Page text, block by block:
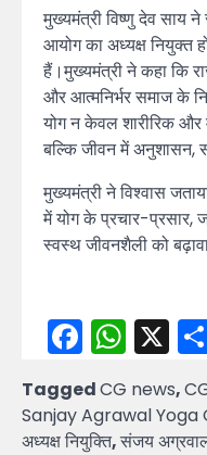
मुख्यमंत्री विष्णु देव साय
आयोग का अध्यक्ष नियुक्त
हैं।मुख्यमंत्री ने कहा कि
और आत्मनिर्भर समाज के
योग न केवल शारीरिक
बल्कि जीवन में अनुशासन,
मुख्यमंत्री ने विश्वास
में योग के प्रचार-
स्वस्थ जीवनशैली को
X
TaggedCG news,
Sanjay Agrawal Yoga
अध्यक्ष नियुक्ति,संजय